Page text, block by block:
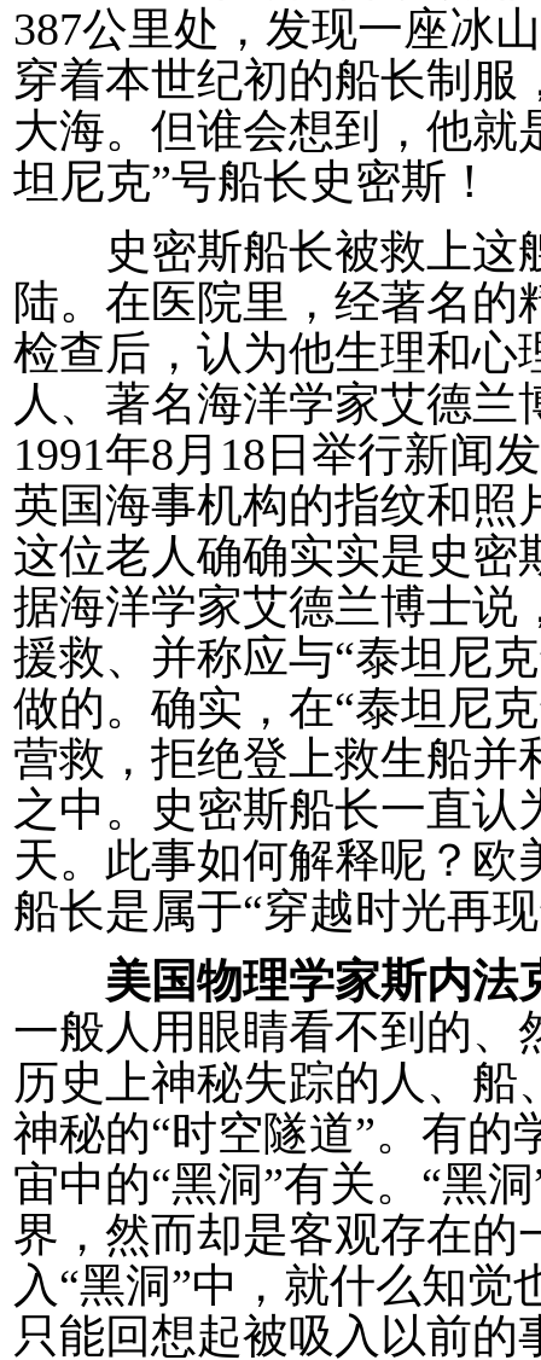
387公里处，发现一座冰
穿着本世纪初的船长制
大海。但谁会想到，他就
坦尼克”号船长史密斯！
史密斯船长被救上这
陆。在医院里，经著名
检查后，认为他生理和心
人、著名海洋学家艾德
1991年8月18日举行新闻
英国海事机构的指纹和照
这位老人确确实实是史密
据海洋学家艾德兰博士说
援救、并称应与“泰坦尼
做的。确实，在“泰坦尼
营救，拒绝登上救生船并
之中。史密斯船长一直认
天。此事如何解释呢？
船长是属于“穿越时光再
美国物理学家斯内法
一般人用眼睛看不到的、
历史上神秘失踪的人、
神秘的“时空隧道”。有的
宙中的“黑洞”有关。“黑
界，然而却是客观存在的
入“黑洞”中，就什么知
只能回想起被吸入以前的